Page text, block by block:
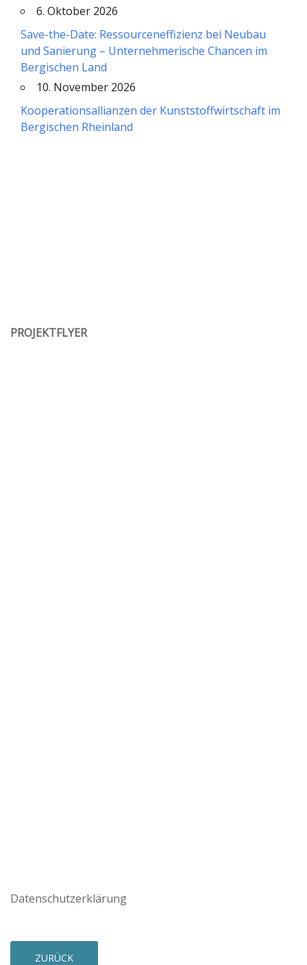
6. Oktober 2026
Save-the-Date: Ressourceneffizienz bei Neubau
und Sanierung – Unternehmerische Chancen im
Bergischen Land
10. November 2026
Kooperationsallianzen der Kunststoffwirtschaft im
Bergischen Rheinland
PROJEKTFLYER
Datenschutzerklärung
ZURÜCK